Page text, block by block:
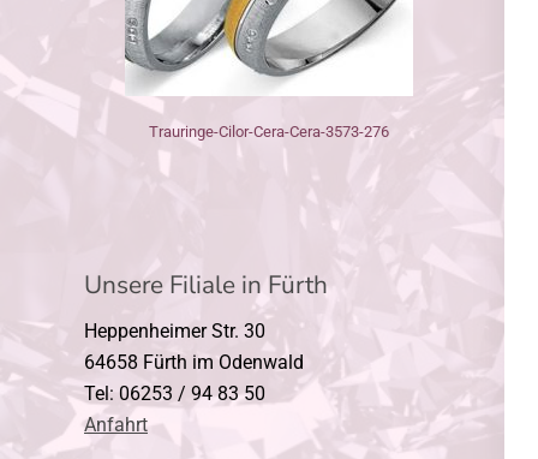
Trauringe-Cilor-Cera-Cera-3573-276
Unsere Filiale in Fürth
Heppenheimer Str. 30
64658 Fürth im Odenwald
Tel: 06253 / 94 83 50
Anfahrt